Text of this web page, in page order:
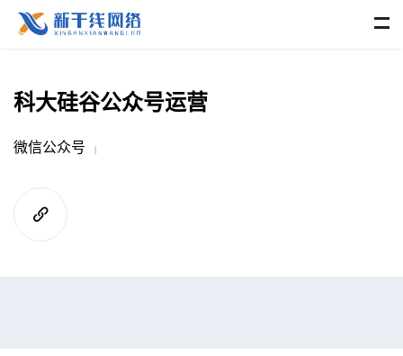
科大硅谷公众号运营
微信公众号